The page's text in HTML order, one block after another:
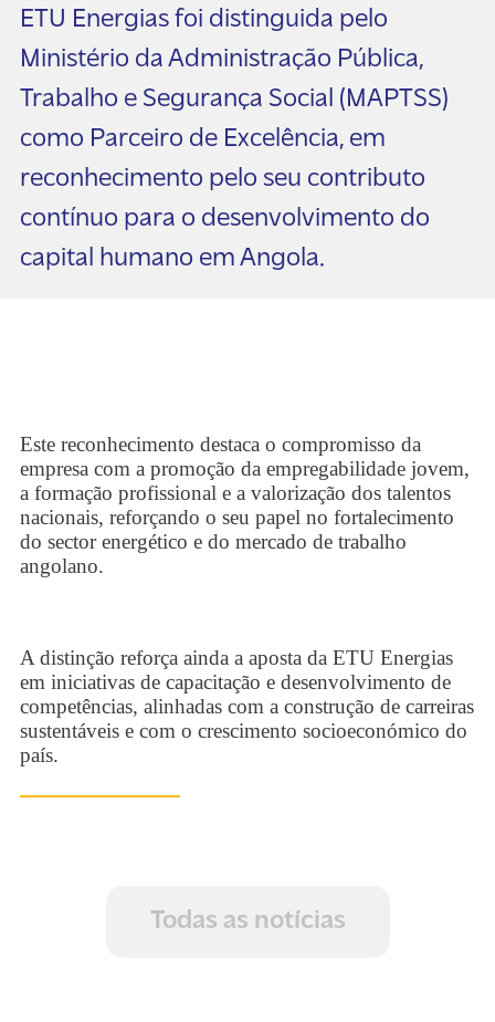
ETU Energias foi distinguida pelo
Ministério da Administração Pública,
Trabalho e Segurança Social (MAPTSS)
como Parceiro de Excelência, em
reconhecimento pelo seu contributo
contínuo para o desenvolvimento do
capital humano em Angola.
Este reconhecimento destaca o compromisso da
empresa com a promoção da empregabilidade jovem,
a formação profissional e a valorização dos talentos
nacionais, reforçando o seu papel no fortalecimento
do sector energético e do mercado de trabalho
angolano.
A distinção reforça ainda a aposta da ETU Energias
em iniciativas de capacitação e desenvolvimento de
competências, alinhadas com a construção de carreiras
sustentáveis e com o crescimento socioeconómico do
país.
Todas as notícias